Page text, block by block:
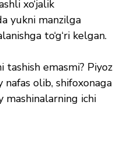
xo‘jalik
yukni manzilga
to‘g‘ri kelgan.
emasmi? Piyoz
nafas olib, shifoxonaga
mashinalarning ichi